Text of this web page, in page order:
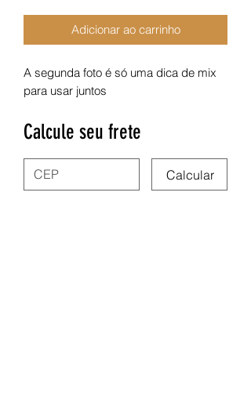
Adicionar ao carrinho
A segunda foto é só uma dica de mix
para usar juntos
Calcule seu frete
Calcular